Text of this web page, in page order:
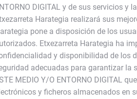
DIGITAL y de sus servicios y
Harategia realizará sus
pone a disposición de los
Etxezarreta Harategia ha
y disponibilidad de los
adecuadas para garantizar la
MEDIO Y/O ENTORNO DIGITAL
y ficheros almacenados en